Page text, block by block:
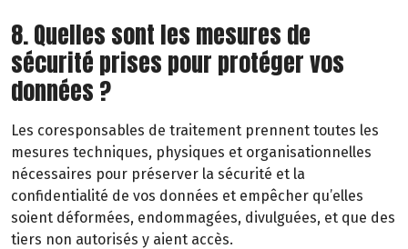
8. Quelles sont les mesures de
sécurité prises pour protéger vos
données ?
Les coresponsables de traitement prennent toutes les
mesures techniques, physiques et organisationnelles
nécessaires pour préserver la sécurité et la
confidentialité de vos données et empêcher qu’elles
soient déformées, endommagées, divulguées, et que des
tiers non autorisés y aient accès.